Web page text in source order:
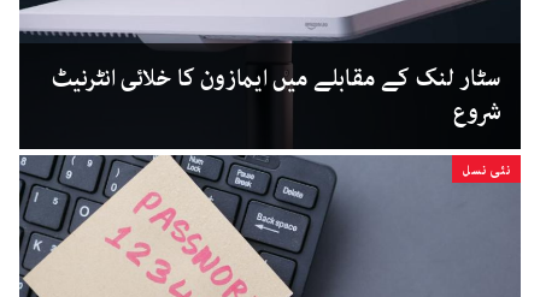
سٹار لنک کے مقابلے میں ایمازون کا خلائی انٹرنیٹ
شروع
نئی نسل